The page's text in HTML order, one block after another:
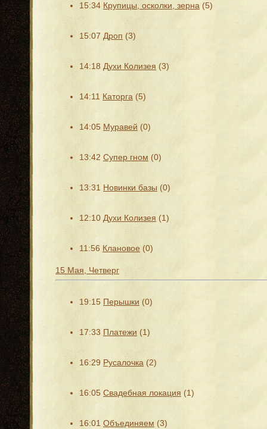
15:34 Крупицы, осколки, зерна (5)
15:07 Дроп (3)
14:18 Духи Колизея (3)
14:11 Каторга (5)
14:05 Муравей (0)
13:42 Супер гном (0)
13:31 Новинки базы (0)
12:10 Духи Колизея (1)
11:56 Клановое (0)
15 Мая, Четверг
19:15 Перышки (0)
17:33 Платежи (1)
16:29 Русалочка (2)
16:05 Свадебная локация (1)
16:01 Объединяем (3)